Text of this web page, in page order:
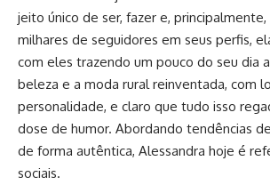
jeito único de ser, fazer e, principalmente,
milhares de seguidores em seus perfis,
com eles trazendo um pouco do seu dia
beleza e a moda rural reinventada, com
personalidade, e claro que tudo isso
dose de humor. Abordando tendências
de forma autêntica, Alessandra hoje é
sociais.